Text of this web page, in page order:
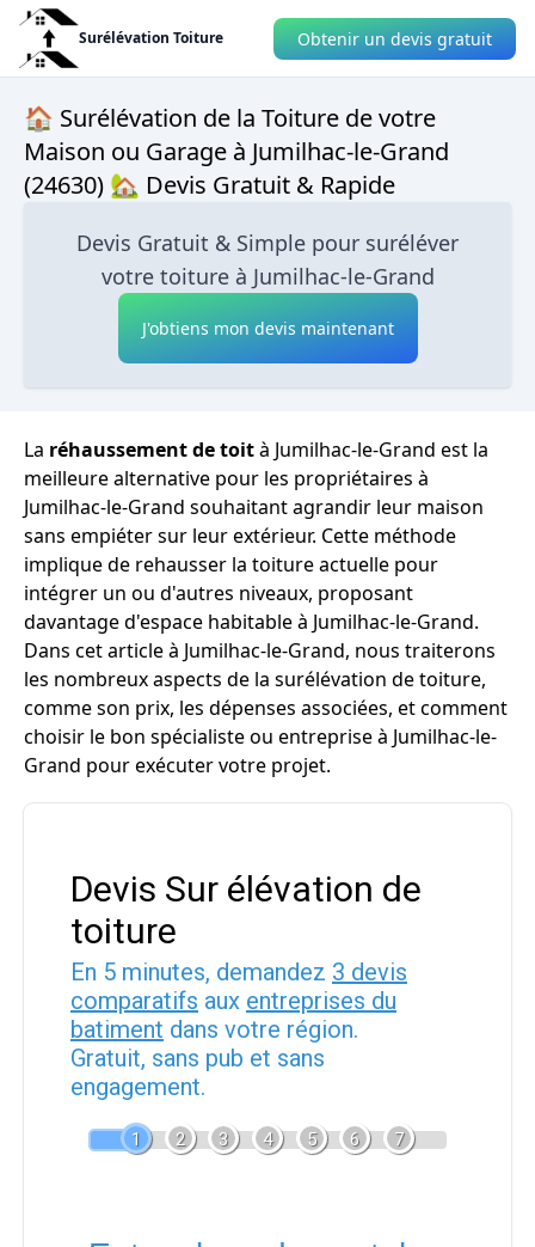
Surélévation Toiture Obtenir un devis gratuit
🏠 Surélévation de la Toiture de votre
Maison ou Garage à Jumilhac-le-Grand
(24630) 🏡 Devis Gratuit & Rapide
Devis Gratuit & Simple pour suréléver
votre toiture à Jumilhac-le-Grand
J'obtiens mon devis maintenant
La réhaussement de toità Jumilhac-le-Grand est la
meilleure alternative pour les propriétaires à
Jumilhac-le-Grand souhaitant agrandir leur maison
sans empiéter sur leur extérieur. Cette méthode
implique de rehausser la toiture actuelle pour
intégrer un ou d'autres niveaux, proposant
davantage d'espace habitable à Jumilhac-le-Grand.
Dans cet article à Jumilhac-le-Grand, nous traiterons
les nombreux aspects de la surélévation de toiture,
comme son prix, les dépenses associées, et comment
choisir le bon spécialiste ou entreprise à Jumilhac-le-
Grand pour exécuter votre projet.
Devis Sur élévation de
toiture
En 5 minutes, demandez 3 devis
comparatifs aux entreprises du
batiment dans votre région.
Gratuit, sans pub et sans
engagement.
1 2 3 4 5 6 7